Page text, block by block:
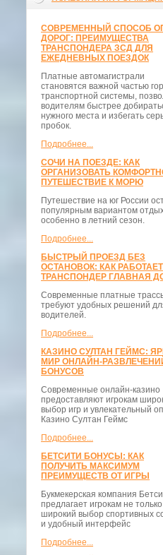
СОВРЕМЕННЫЙ СПОСОБ
ДОРОГ: ПРЕИМУЩЕСТВА
ТРАНСПОНДЕРА ЗСД ДЛЯ
ЕЖЕДНЕВНЫХ ПОЕЗДОК
Платные автомагистрали
становятся важной частью
транспортной системы,
водителям быстрее
нужного места и избегать
пробок.
Подробнее...
СОЧИ НА ПОЕЗДЕ: КАК
ОРГАНИЗОВАТЬ
ПУТЕШЕСТВИЕ К МОРЮ
Путешествие на юг России
популярным вариантом
особенно в летний сезон.
Подробнее...
БЫСТРЫЙ ПРОЕЗД БЕЗ
ОСТАНОВОК: КАК РАБОТАЕТ
ТРАНСПОНДЕР ГЛАВНАЯ
Современные платные
требуют удобных решений
водителей.
Подробнее...
КАЗИНО СУЛТАН ГЕЙМС:
МИР ОНЛАЙН-
БОНУСОВ
Современные онлайн-казино
предоставляют игрокам
выбор игр и увлекательный
Казино Султан Геймс
Подробнее...
БЕТСИТИ БОНУСЫ: КАК
ПОЛУЧИТЬ МАКСИМУМ
ПРЕИМУЩЕСТВ ОТ ИГРЫ
Букмекерская компания
предлагает игрокам не только
широкий выбор спортивных
и удобный интерфейс
Подробнее...